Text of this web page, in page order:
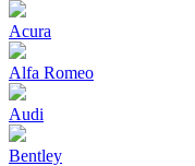
Acura
Alfa Romeo
Audi
Bentley